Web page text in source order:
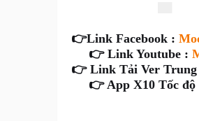
👉Link Facebook :
👉 Link Youtube :
👉 Link Tải Ver Trung
👉 App X10 Tốc độ